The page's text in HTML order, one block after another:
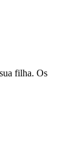
filha. Os